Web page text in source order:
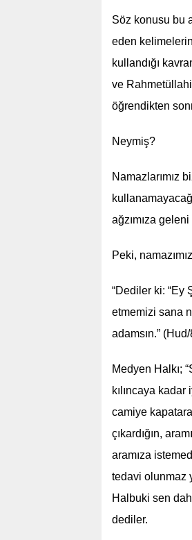
Söz konusu bu
eden
kullandığı
ve
öğrendikten
Neymiş?
Namazlarımız
ağzımıza
Peki,
“Dediler ki: “Ey
etmemizi sana
adamsın.”
Medyen Halkı;
kılıncaya
camiye
çıkardığın,
aramıza
tedavi olunmaz
Halbuki sen
dediler.